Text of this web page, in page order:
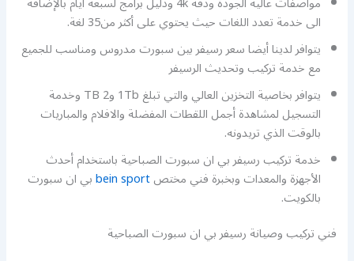
الى خدمة تعدد اللغات حيث يحتوي على أكثر من35 لغة.
يتوافر لدينا أيضا سعر رسيفر بين سبورت مدروس ومناسب للجميع
مع خدمة تركيب وتحديث الرسيفر
يتوافر بخاصية التخزين العالي والتي تبلغ 1Tb و2 TB وخدمة
التسجيل لمشاهدة أجمل اللقطات المفضلة والافلام والمباريات
بالوقت الذي تريدونه.
خدمة تركيب رسيفر بي ان سبورت الصباحية باستخدام أحدث
الأجهزة والمعدات وبخبرة فني مختصbein sportبي ان سبورت
بالكويت.
فني تركيب وصيانة رسيفر بي ان سبورت الصباحية